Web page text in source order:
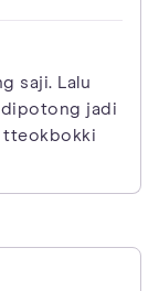
saji. Lalu
jadi
tteokbokki